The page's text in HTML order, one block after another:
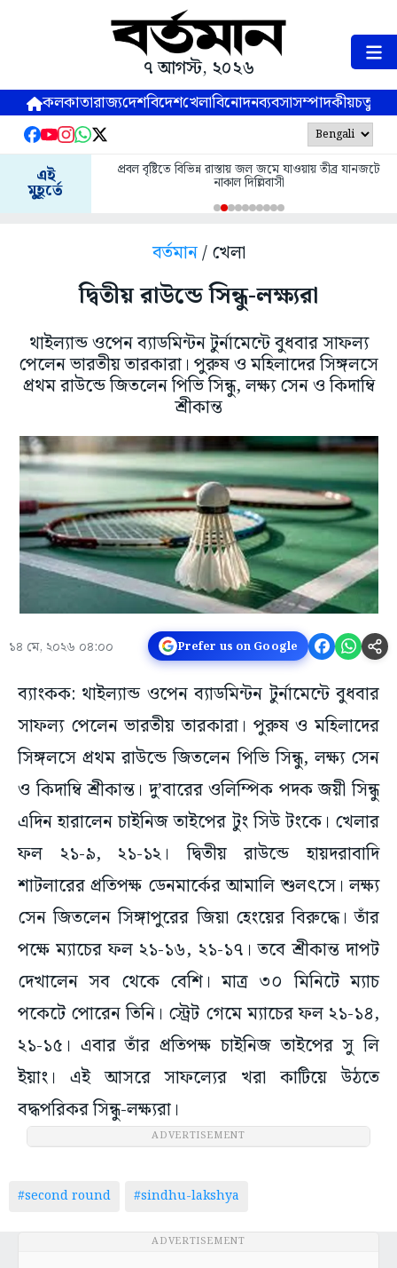
৭ আগস্ট, ২০২৬
কলকাতারাজ্যদেশবিদেশখেলাবিনোদনব্যবসাসম্পাদকীয়
এই
মুহূর্তে
প্রবল বৃষ্টিতে বিভিন্ন রাস্তায় জল জমে যাওয়ায় তীব্র যানজটে
নাকাল দিল্লিবাসী
বর্তমান/ খেলা
দ্বিতীয় রাউন্ডে সিন্ধু-লক্ষ্যরা
থাইল্যান্ড ওপেন ব্যাডমিন্টন টুর্নামেন্টে বুধবার সাফল্য
পেলেন ভারতীয় তারকারা। পুরুষ ও মহিলাদের সিঙ্গলসে
প্রথম রাউন্ডে জিতলেন পিভি সিন্ধু, লক্ষ্য সেন ও কিদাম্বি
শ্রীকান্ত
১৪ মে, ২০২৬ ০৪:০০ Prefer us on Google
ব্যাংকক: থাইল্যান্ড ওপেন ব্যাডমিন্টন টুর্নামেন্টে বুধবার
সাফল্য পেলেন ভারতীয় তারকারা। পুরুষ ও মহিলাদের
সিঙ্গলসে প্রথম রাউন্ডে জিতলেন পিভি সিন্ধু, লক্ষ্য সেন
ও কিদাম্বি শ্রীকান্ত। দু’বারের ওলিম্পিক পদক জয়ী সিন্ধু
এদিন হারালেন চাইনিজ তাইপের টুং সিউ টংকে। খেলার
ফল ২১-৯, ২১-১২। দ্বিতীয় রাউন্ডে হায়দরাবাদি
শাটলারের প্রতিপক্ষ ডেনমার্কের আমালি শুলৎসে। লক্ষ্য
সেন জিতলেন সিঙ্গাপুরের জিয়া হেংয়ের বিরুদ্ধে। তাঁর
পক্ষে ম্যাচের ফল ২১-১৬, ২১-১৭। তবে শ্রীকান্ত দাপট
দেখালেন সব থেকে বেশি। মাত্র ৩০ মিনিটে ম্যাচ
পকেটে পোরেন তিনি। স্ট্রেট গেমে ম্যাচের ফল ২১-১৪,
২১-১৫। এবার তাঁর প্রতিপক্ষ চাইনিজ তাইপের সু লি
ইয়াং। এই আসরে সাফল্যের খরা কাটিয়ে উঠতে
বদ্ধপরিকর সিন্ধু-লক্ষ্যরা।
ADVERTISEMENT
#second round #sindhu-lakshya
ADVERTISEMENT